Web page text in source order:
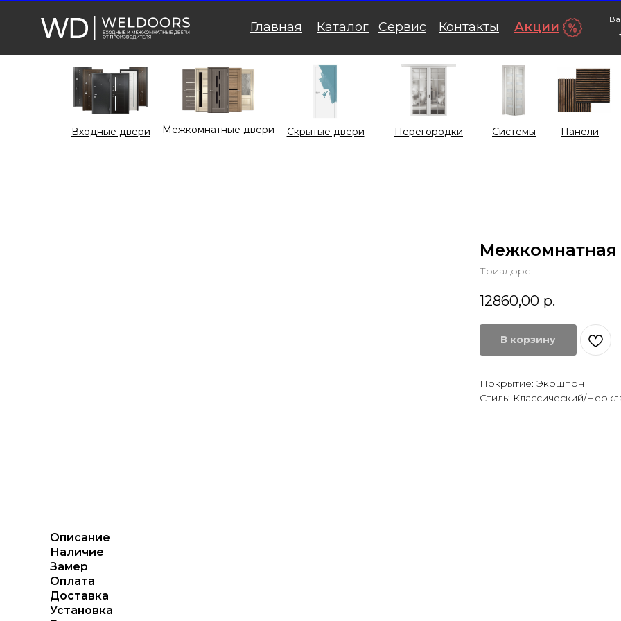
Каталог
Главная Контакты
Сервис Акции
Системы Панели
Перегородки
Cкрытые двери
Входные двери Межкомнатные двери
Триадорс
12860,00 р.
В корзину
Покрытие: Экошпон
Стиль: Классический/
Описание
Наличие
Замер
Оплата
Доставка
Установка